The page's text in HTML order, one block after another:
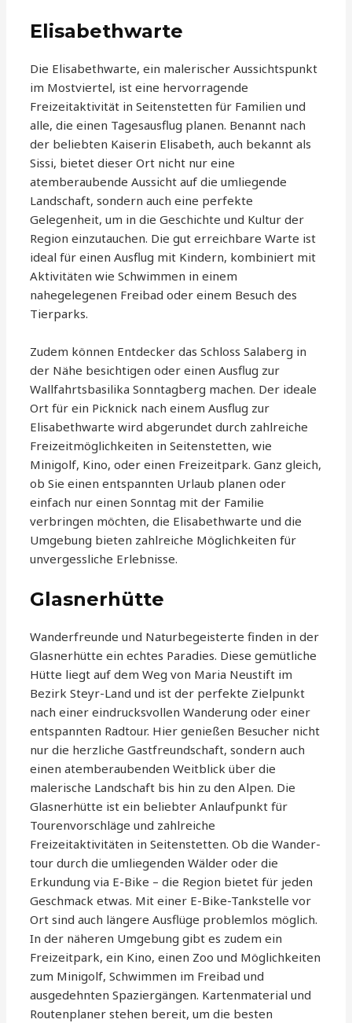
Elisabethwarte
Die Elisabethwarte, ein malerischer Aussichtspunkt
im Mostviertel, ist eine hervorragende
Freizeitaktivität in Seitenstetten für Familien und
alle, die einen Tagesausflug planen. Benannt nach
der beliebten Kaiserin Elisabeth, auch bekannt als
Sissi, bietet dieser Ort nicht nur eine
atemberaubende Aussicht auf die umliegende
Landschaft, sondern auch eine perfekte
Gelegenheit, um in die Geschichte und Kultur der
Region einzutauchen. Die gut erreichbare Warte ist
ideal für einen Ausflug mit Kindern, kombiniert mit
Aktivitäten wie Schwimmen in einem
nahegelegenen Freibad oder einem Besuch des
Tierparks.
Zudem können Entdecker das Schloss Salaberg in
der Nähe besichtigen oder einen Ausflug zur
Wallfahrtsbasilika Sonntagberg machen. Der ideale
Ort für ein Picknick nach einem Ausflug zur
Elisabethwarte wird abgerundet durch zahlreiche
Freizeitmöglichkeiten in Seitenstetten, wie
Minigolf, Kino, oder einen Freizeitpark. Ganz gleich,
ob Sie einen entspannten Urlaub planen oder
einfach nur einen Sonntag mit der Familie
verbringen möchten, die Elisabethwarte und die
Umgebung bieten zahlreiche Möglichkeiten für
unvergessliche Erlebnisse.
Glasnerhütte
Wanderfreunde und Naturbegeisterte finden in der
Glasnerhütte ein echtes Paradies. Diese gemütliche
Hütte liegt auf dem Weg von Maria Neustift im
Bezirk Steyr-Land und ist der perfekte Zielpunkt
nach einer eindrucksvollen Wanderung oder einer
entspannten Radtour. Hier genießen Besucher nicht
nur die herzliche Gastfreundschaft, sondern auch
einen atemberaubenden Weitblick über die
malerische Landschaft bis hin zu den Alpen. Die
Glasnerhütte ist ein beliebter Anlaufpunkt für
Tourenvorschläge und zahlreiche
Freizeitaktivitäten in Seitenstetten. Ob die Wander-
tour durch die umliegenden Wälder oder die
Erkundung via E-Bike – die Region bietet für jeden
Geschmack etwas. Mit einer E-Bike-Tankstelle vor
Ort sind auch längere Ausflüge problemlos möglich.
In der näheren Umgebung gibt es zudem ein
Freizeitpark, ein Kino, einen Zoo und Möglichkeiten
zum Minigolf, Schwimmen im Freibad und
ausgedehnten Spaziergängen. Kartenmaterial und
Routenplaner stehen bereit, um die besten